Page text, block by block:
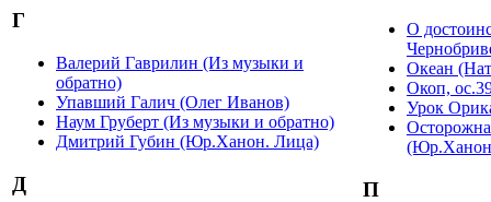
Г
Валерий Гаврилин (Из музыки и
обратно)
Упавший Галич (Олег Иванов)
Наум Груберт (Из музыки и обратно)
Дмитрий Губин (Юр.Ханон. Лица)
Д
О
Океан
Окоп,
Урок
П